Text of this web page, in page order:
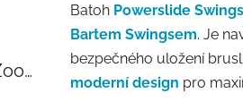
Kolečkové brusle Powerslide Zoom Baby Blue 80
Batoh Powerslide
Bartem Swingsem. Je
bezpečného uložení
moderní design pro